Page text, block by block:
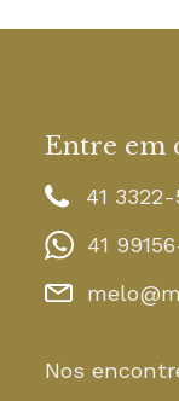
Entre em
41 3322-
41
Nos